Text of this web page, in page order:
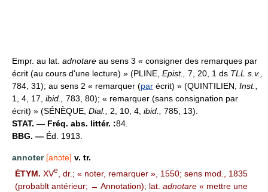
Empr. au lat. adnotare au sens 3 « consigner des remarques par
écrit (au cours d'une lecture) » (PLINE, Epist., 7, 20, 1 ds TLL s.v.,
784, 31); au sens 2 « remarquer (par écrit) » (QUINTILIEN, Inst.,
1, 4, 17, ibid., 783, 80); « remarquer (sans consignation par
écrit) » (SÉNÈQUE, Dial., 2, 10, 4, ibid., 785, 13).
STAT. — Fréq. abs. littér. :84.
BBG. — Éd. 1913.
annoter [anɔte] v. tr.
ÉTYM. XVe
, dr.; « noter, remarquer », 1550; sens mod., 1835
(probablt antérieur; → Annotation); lat. adnotare « mettre une